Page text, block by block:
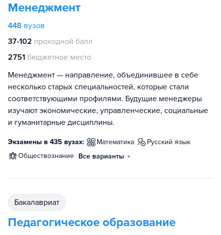
Менеджмент
448 вузов
37-102 проходной балл
2751 бюджетное место
Менеджмент — направление, объединившее в себе
несколько старых специальностей, которые стали
соответствующими профилями. Будущие менеджеры
изучают экономические, управленческие, социальные
и гуманитарные дисциплины.
Экзамены в 435 вузах: математика
русский язык
обществознание Все варианты
бакалавриат
Педагогическое образование